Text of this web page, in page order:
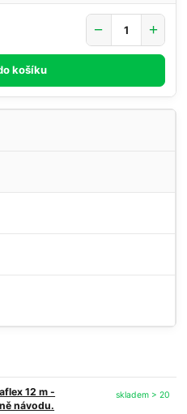
košíku
12 m -
návodu.
skladem > 20